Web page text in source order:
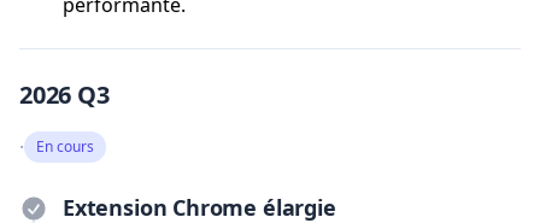
2026 Q3
· En cours
Extension Chrome élargie